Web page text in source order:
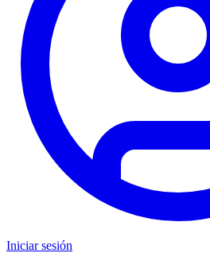
Iniciar sesión